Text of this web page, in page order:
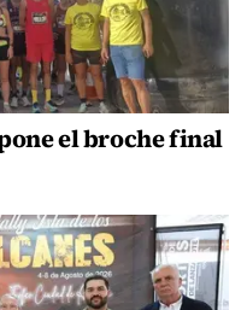
el broche final